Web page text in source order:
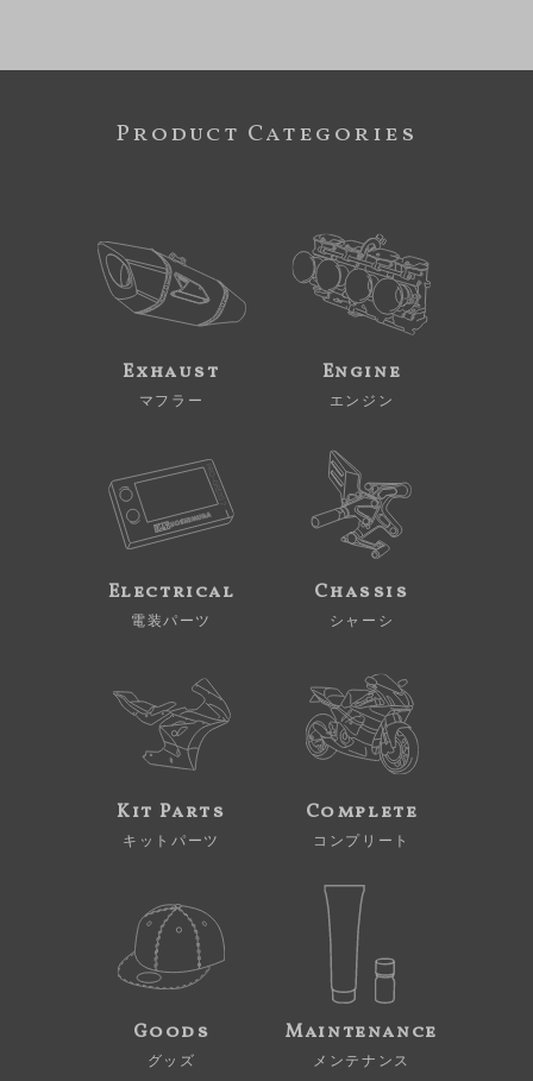
Product Categories
Exhaust
マフラー
Engine
エンジン
Electrical
電装パーツ
Chassis
シャーシ
Kit Parts
キットパーツ
Complete
コンプリート
Goods
グッズ
Maintenance
メンテナンス